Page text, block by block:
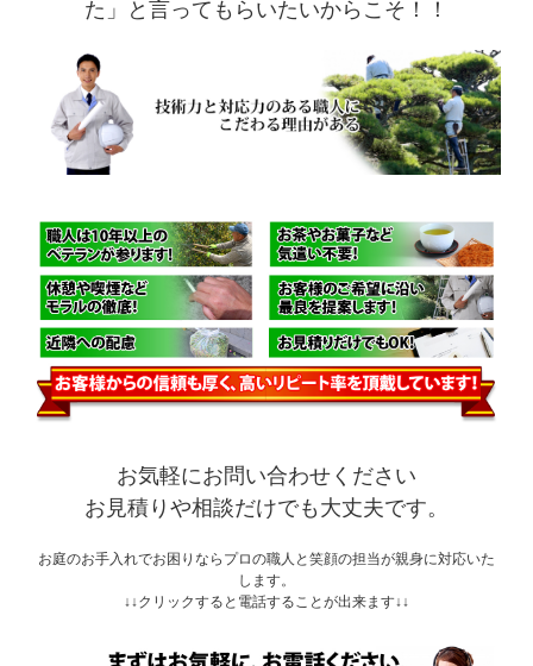
た」と言ってもらいたいからこそ！！
お気軽にお問い合わせください
お見積りや相談だけでも大丈夫です。
お庭のお手入れでお困りならプロの職人と笑顔の担当が親身に対応いた
します。
↓↓クリックすると電話することが出来ます↓↓